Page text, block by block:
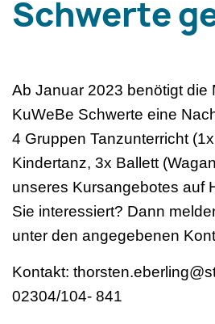
Schwerte
Ab Januar 2023 benötigt die
KuWeBe Schwerte eine
4 Gruppen Tanzunterricht
Kindertanz, 3x Ballett
unseres Kursangebotes auf
Sie interessiert? Dann
unter den angegebenen
Kontakt:
02304/104- 841